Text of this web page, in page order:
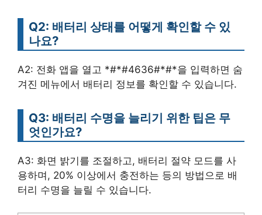
Q2: 배터리 상태를 어떻게 확인할 수 있
나요?
A2: 전화 앱을 열고 *#*#4636#*#*을 입력하면 숨
겨진 메뉴에서 배터리 정보를 확인할 수 있습니다.
Q3: 배터리 수명을 늘리기 위한 팁은 무
엇인가요?
A3: 화면 밝기를 조절하고, 배터리 절약 모드를 사
용하며, 20% 이상에서 충전하는 등의 방법으로 배
터리 수명을 늘릴 수 있습니다.